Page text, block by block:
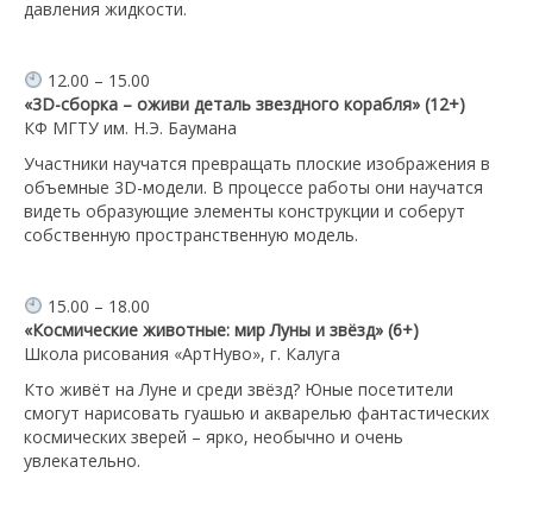
давления жидкости.
12.00 – 15.00
«3D-сборка – оживи деталь звездного корабля» (12+)
КФ МГТУ им. Н.Э. Баумана
Участники научатся превращать плоские изображения в
объемные 3D-модели. В процессе работы они научатся
видеть образующие элементы конструкции и соберут
собственную пространственную модель.
15.00 – 18.00
«Космические животные: мир Луны и звёзд» (6+)
Школа рисования «АртНуво», г. Калуга
Кто живёт на Луне и среди звёзд? Юные посетители
смогут нарисовать гуашью и акварелью фантастических
космических зверей – ярко, необычно и очень
увлекательно.